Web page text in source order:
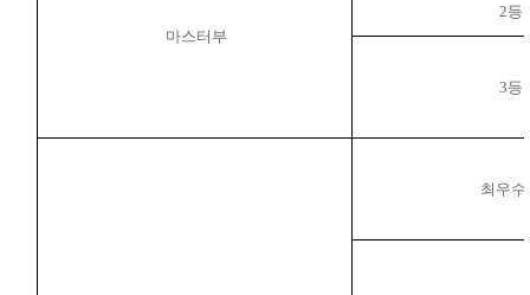
마스터부
2등
3등
최우수